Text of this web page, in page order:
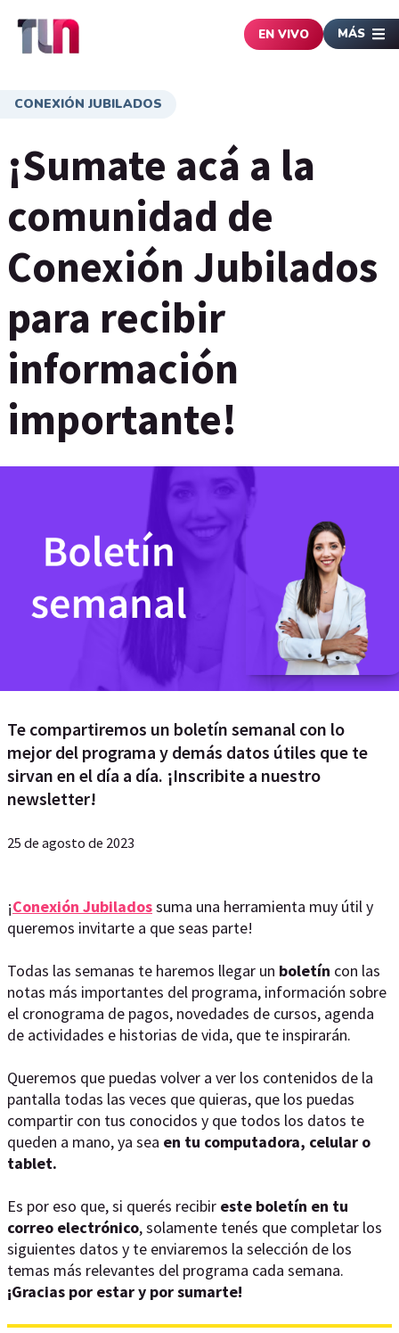
EN VIVO MÁS
CONEXIÓN JUBILADOS
¡Sumate acá a la
comunidad de
Conexión Jubilados
para recibir
información
importante!
Te compartiremos un boletín semanal con lo
mejor del programa y demás datos útiles que te
sirvan en el día a día. ¡Inscribite a nuestro
newsletter!
25 de agosto de 2023
¡Conexión Jubiladossuma una herramienta muy útil y
queremos invitarte a que seas parte!
Todas las semanas te haremos llegar un boletín con las
notas más importantes del programa, información sobre
el cronograma de pagos, novedades de cursos, agenda
de actividades e historias de vida, que te inspirarán.
Queremos que puedas volver a ver los contenidos de la
pantalla todas las veces que quieras, que los puedas
compartir con tus conocidos y que todos los datos te
queden a mano, ya sea en tu computadora, celular o
tablet.
Es por eso que, si querés recibir este boletín en tu
correo electrónico, solamente tenés que completar los
siguientes datos y te enviaremos la selección de los
temas más relevantes del programa cada semana.
¡Gracias por estar y por sumarte!